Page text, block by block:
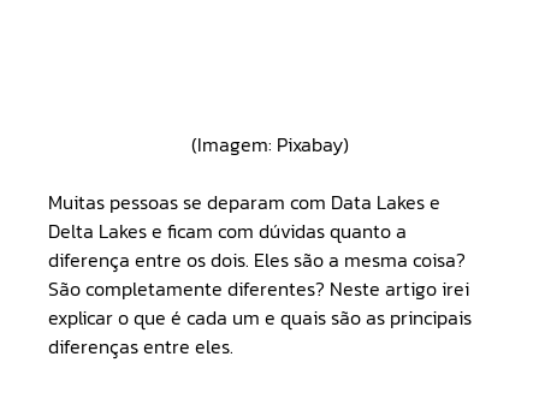
(Imagem: Pixabay)
Muitas pessoas se deparam com Data Lakes e
Delta Lakes e ficam com dúvidas quanto a
diferença entre os dois. Eles são a mesma coisa?
São completamente diferentes? Neste artigo irei
explicar o que é cada um e quais são as principais
diferenças entre eles.